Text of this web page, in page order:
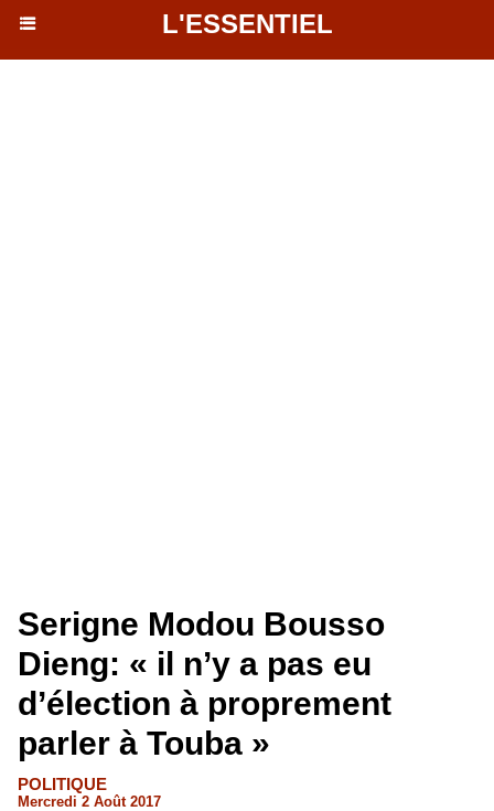
L'ESSENTIEL
Serigne Modou Bousso
Dieng: « il n’y a pas eu
d’élection à proprement
parler à Touba »
POLITIQUE
Mercredi 2 Août 2017